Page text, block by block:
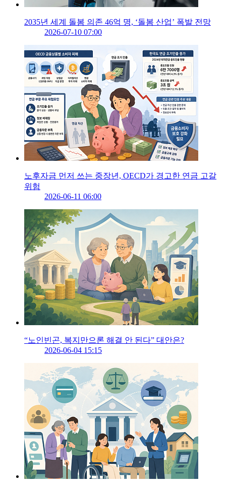
2035년 세계 돌봄 의존 46억 명, ‘돌봄 산업’ 폭발 전망
2026-07-10 07:00
노후자금 먼저 쓰는 중장년, OECD가 경고한 연금 고갈
위험
2026-06-11 06:00
“노인빈곤, 복지만으론 해결 안 된다” 대안은?
2026-06-04 15:15